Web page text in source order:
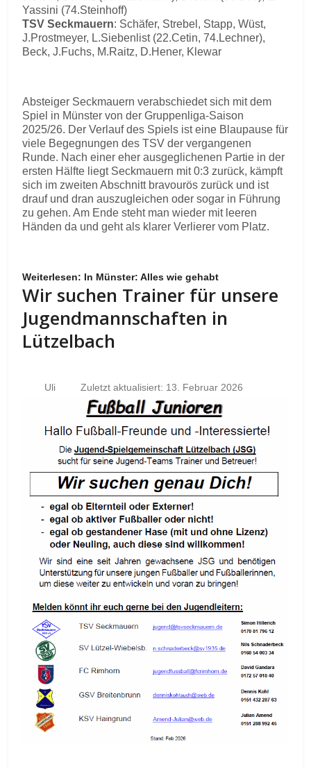
Yassini (74.Steinhoff)
TSV Seckmauern: Schäfer, Strebel, Stapp, Wüst,
J.Prostmeyer, L.Siebenlist (22.Cetin, 74.Lechner),
Beck, J.Fuchs, M.Raitz, D.Hener, Klewar
Absteiger Seckmauern verabschiedet sich mit dem
Spiel in Münster von der Gruppenliga-Saison
2025/26. Der Verlauf des Spiels ist eine Blaupause für
viele Begegnungen des TSV der vergangenen
Runde. Nach einer eher ausgeglichenen Partie in der
ersten Hälfte liegt Seckmauern mit 0:3 zurück, kämpft
sich im zweiten Abschnitt bravourös zurück und ist
drauf und dran auszugleichen oder sogar in Führung
zu gehen. Am Ende steht man wieder mit leeren
Händen da und geht als klarer Verlierer vom Platz.
Weiterlesen: In Münster: Alles wie gehabt
Wir suchen Trainer für unsere
Jugendmannschaften in
Lützelbach
Uli Zuletzt aktualisiert: 13. Februar 2026